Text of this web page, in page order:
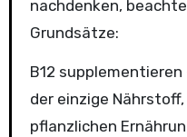
nachdenken,
Grundsätze:
B12
der einzige
pflanzlichen